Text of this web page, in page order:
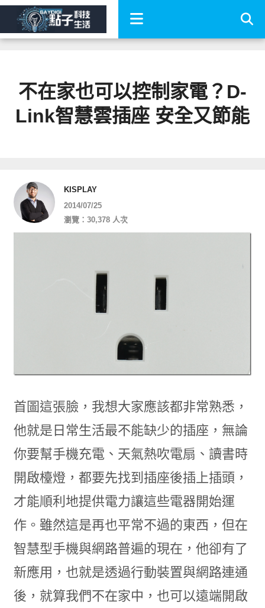
不在家也可以控制家電？D-
Link智慧雲插座 安全又節能
KISPLAY
2014/07/25
瀏覽：30,378 人次
首圖這張臉，我想大家應該都非常熟悉，
他就是日常生活最不能缺少的插座，無論
你要幫手機充電、天氣熱吹電扇、讀書時
開啟檯燈，都要先找到插座後插上插頭，
才能順利地提供電力讓這些電器開始運
作。雖然這是再也平常不過的東西，但在
智慧型手機與網路普遍的現在，他卻有了
新應用，也就是透過行動裝置與網路連通
後，就算我們不在家中，也可以遠端開啟